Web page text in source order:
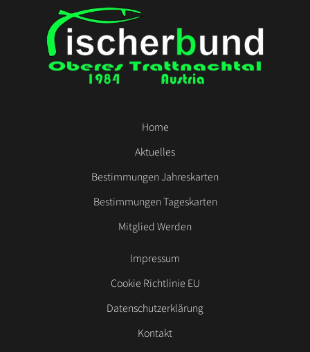
Home
Aktuelles
Bestimmungen Jahreskarten
Bestimmungen Tageskarten
Mitglied Werden
Impressum
Cookie Richtlinie EU
Datenschutzerklärung
Kontakt